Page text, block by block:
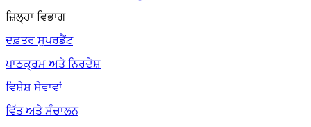
ਜ਼ਿਲ੍ਹਾ ਵਿਭਾਗ
ਦਫ਼ਤਰ ਸੁਪਰਡੈਂਟ
ਪਾਠਕ੍ਰਮ ਅਤੇ ਨਿਰਦੇਸ਼
ਵਿਸ਼ੇਸ਼ ਸੇਵਾਵਾਂ
ਵਿੱਤ ਅਤੇ ਸੰਚਾਲਨ